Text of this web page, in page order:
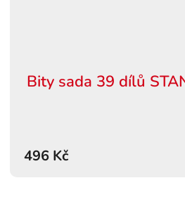
Bity sada 39 dílů
496 Kč